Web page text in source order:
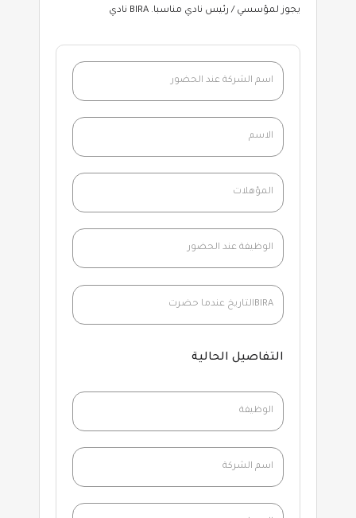
يجوز لمؤسسي / رئيس نادي مناسبا. BIRA نادي
التفاصيل الحالية